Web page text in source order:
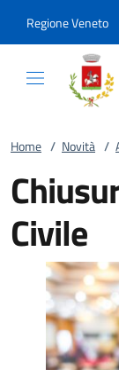
Regione Veneto
Home / Novità /
Civile